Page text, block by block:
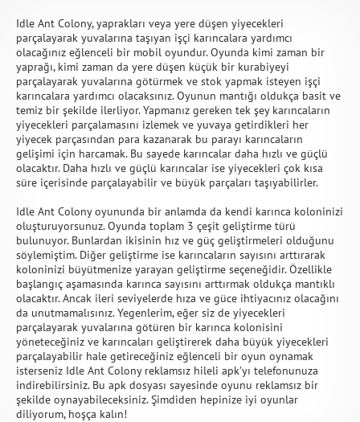
Idle Ant Colony, yaprakları veya yere düşen yiyecekleri
parçalayarak yuvalarına taşıyan işçi karıncalara yardımcı
olacağınız eğlenceli bir mobil oyundur. Oyunda kimi zaman bir
yaprağı, kimi zaman da yere düşen küçük bir kurabiyeyi
parçalayarak yuvalarına götürmek ve stok yapmak isteyen işçi
karıncalara yardımcı olacaksınız. Oyunun mantığı oldukça basit ve
temiz bir şekilde ilerliyor. Yapmanız gereken tek şey karıncaların
yiyecekleri parçalamasını izlemek ve yuvaya getirdikleri her
yiyecek parçasından para kazanarak bu parayı karıncaların
gelişimi için harcamak. Bu sayede karıncalar daha hızlı ve güçlü
olacaktır. Daha hızlı ve güçlü karıncalar ise yiyecekleri çok kısa
süre içerisinde parçalayabilir ve büyük parçaları taşıyabilirler.
Idle Ant Colony oyununda bir anlamda da kendi karınca koloninizi
oluşturuyorsunuz. Oyunda toplam 3 çeşit geliştirme türü
bulunuyor. Bunlardan ikisinin hız ve güç geliştirmeleri olduğunu
söylemiştim. Diğer geliştirme ise karıncaların sayısını arttırarak
koloninizi büyütmenize yarayan geliştirme seçeneğidir. Özellikle
başlangıç aşamasında karınca sayısını arttırmak oldukça mantıklı
olacaktır. Ancak ileri seviyelerde hıza ve güce ihtiyacınız olacağını
da unutmamalısınız. Yegenlerim, eğer siz de yiyecekleri
parçalayarak yuvalarına götüren bir karınca kolonisini
yöneteceğiniz ve karıncaları geliştirerek daha büyük yiyecekleri
parçalayabilir hale getireceğiniz eğlenceli bir oyun oynamak
isterseniz Idle Ant Colony reklamsız hileli apk’yı telefonunuza
indirebilirsiniz. Bu apk dosyası sayesinde oyunu reklamsız bir
şekilde oynayabileceksiniz. Şimdiden hepinize iyi oyunlar
diliyorum, hoşça kalın!